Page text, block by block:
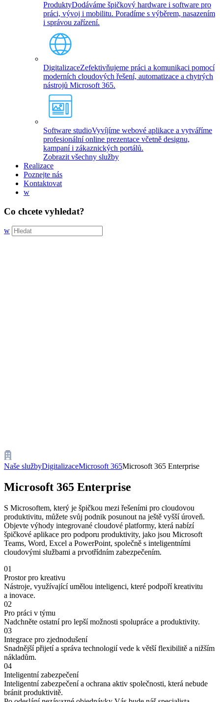
ProduktyDodáváme špičkový hardware i software pro
práci, vývoj i mobilitu. Poradíme s výběrem, nasazením
i správou zařízení.
DigitalizaceZefektivňujeme práci a komunikaci pomocí
moderních cloudových řešení, automatizace a chytrých
nástrojů Microsoft 365.
Software studioVyvíjíme webové aplikace a vytváříme
profesionální online prezentace včetně designu,
kampaní i zákaznických portálů.
Zobrazit všechny služby
Realizace
Poznejte nás
Kontaktovat
w
Co chcete vyhledat?
w
Naše službyDigitalizaceMicrosoft 365Microsoft 365 Enterprise
Microsoft 365 Enterprise
S Microsoftem, který je špičkou mezi řešeními pro cloudovou
produktivitu, můžete svůj podnik posunout na ještě vyšší úroveň.
Objevte výhody integrované cloudové platformy, která nabízí
špičkové aplikace pro podporu produktivity, jako jsou Microsoft
Teams, Word, Excel a PowerPoint, společně s inteligentními
cloudovými službami a prvotřídním zabezpečením.
01
Prostor pro kreativu
Nástroje, využívající umělou inteligenci, které podpoří kreativitu
a inovace.
02
Pro práci v týmu
Nadchněte ostatní pro lepší možnosti spolupráce a produktivity.
03
Integrace pro zjednodušení
Snadnější přijetí a správa technologií vede k větší flexibilitě a nižším
nákladům.
04
Inteligentní zabezpečení
Inteligentní zabezpečení a ochrana aktiv společnosti, která nebude
bránit produktivitě.